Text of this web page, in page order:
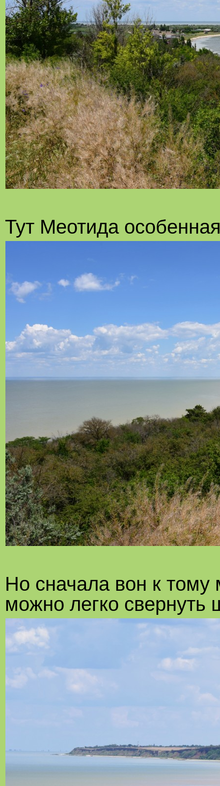
Тут Меотида
Но сначала вон к
можно легко свернуть